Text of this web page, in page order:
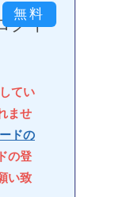
グイ
てい
ませ
ドの
の登
い致